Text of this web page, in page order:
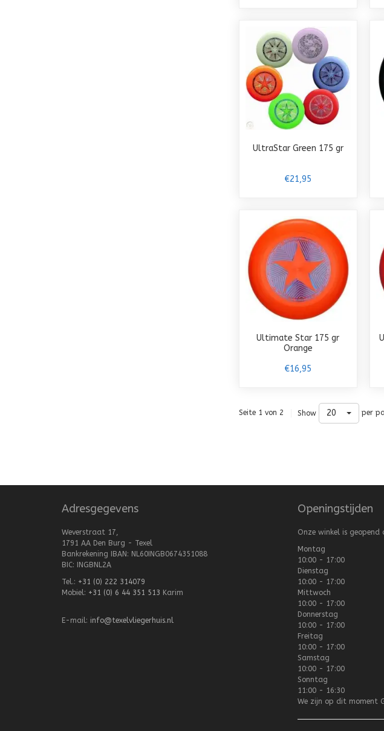
UltraStar Green 175 gr
€21,95
Ultimate Star 175 gr
Orange
€16,95
Seite 1 von 2 Show 20 per
Adresgegevens
Weverstraat 17,
1791 AA Den Burg - Texel
Bankrekening IBAN: NL60INGB0674351088
BIC: INGBNL2A
Tel.: +31 (0) 222 314079
Mobiel: +31 (0) 6 44 351 513 Karim
E-mail: info@texelvliegerhuis.nl
Openingstijden
Onze winkel is geopend
Montag
10:00 - 17:00
Dienstag
10:00 - 17:00
Mittwoch
10:00 - 17:00
Donnerstag
10:00 - 17:00
Freitag
10:00 - 17:00
Samstag
10:00 - 17:00
Sonntag
11:00 - 16:30
We zijn op dit moment